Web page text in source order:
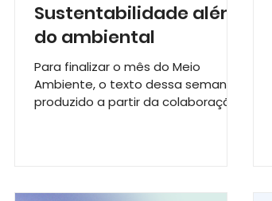
Sustentabilidade além
do ambiental
Para finalizar o mês do Meio
Ambiente, o texto dessa semana,
produzido a partir da colaboração